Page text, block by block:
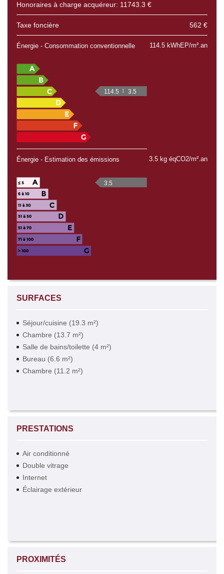
Honoraires à charge acquéreur: 11743.3 €
Taxe foncière 562 €
Énergie - Consommation conventionnelle 114.5 kWhEP/m².an
114.5 3.5
Énergie - Estimation des émissions 3.5 kg éqCO2/m².an
3.5
SURFACES
Séjour/cuisine (19.3 m²)
Chambre (13.7 m²)
Salle de bains/toilette (4 m²)
Bureau (6.6 m²)
Chambre (11.2 m²)
PRESTATIONS
Air conditionné
Double vitrage
Internet
Éclairage extérieur
PROXIMITÉS